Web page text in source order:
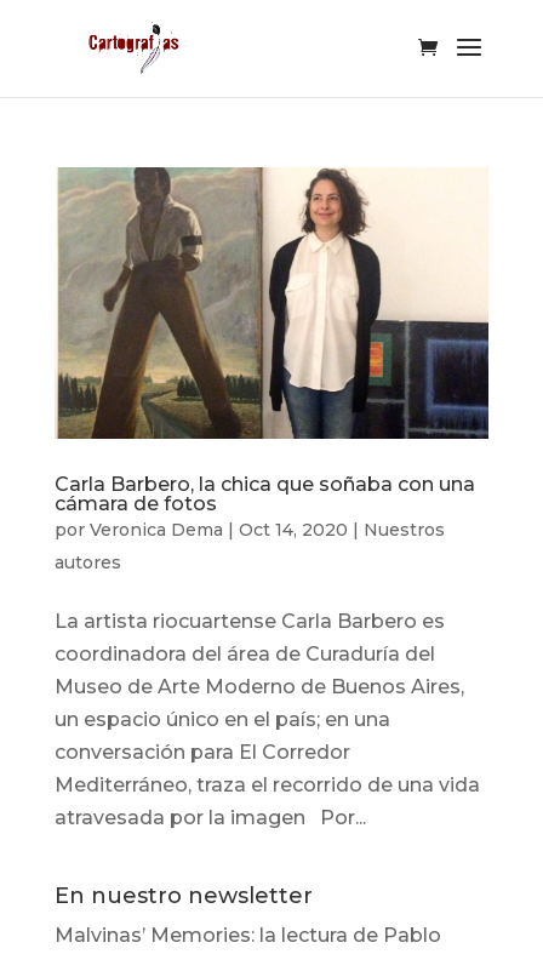
Carla Barbero, la chica que soñaba con una
cámara de fotos
por Veronica Dema | Oct 14, 2020 | Nuestros
autores
La artista riocuartense Carla Barbero es
coordinadora del área de Curaduría del
Museo de Arte Moderno de Buenos Aires,
un espacio único en el país; en una
conversación para El Corredor
Mediterráneo, traza el recorrido de una vida
atravesada por la imagen Por...
En nuestro newsletter
Malvinas’ Memories: la lectura de Pablo